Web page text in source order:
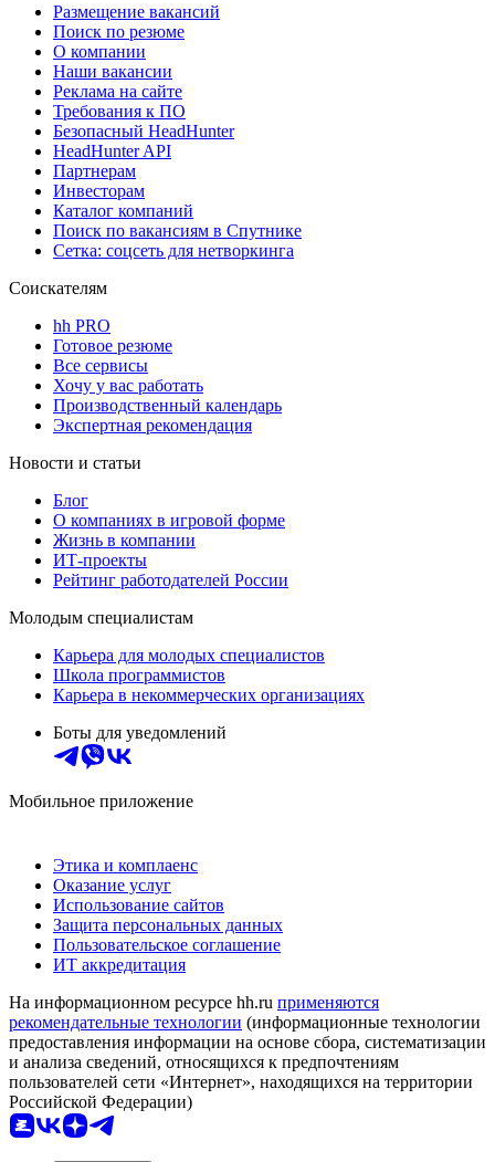
Размещение вакансий
Поиск по резюме
О компании
Наши вакансии
Реклама на сайте
Требования к ПО
Безопасный HeadHunter
HeadHunter API
Партнерам
Инвесторам
Каталог компаний
Поиск по вакансиям в Спутнике
Сетка: соцсеть для нетворкинга
Соискателям
hh PRO
Готовое резюме
Все сервисы
Хочу у вас работать
Производственный календарь
Экспертная рекомендация
Новости и статьи
Блог
О компаниях в игровой форме
Жизнь в компании
ИТ-проекты
Рейтинг работодателей России
Молодым специалистам
Карьера для молодых специалистов
Школа программистов
Карьера в некоммерческих организациях
Боты для уведомлений
Мобильное приложение
Этика и комплаенс
Оказание услуг
Использование сайтов
Защита персональных данных
Пользовательское соглашение
ИТ аккредитация
На информационном ресурсе hh.ru применяются
рекомендательные технологии (информационные технологии
предоставления информации на основе сбора, систематизации
и анализа сведений, относящихся к предпочтениям
пользователей сети «Интернет», находящихся на территории
Российской Федерации)